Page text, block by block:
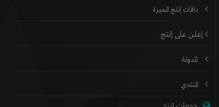
باقات إنتج المميزة
إعلن على إنتج
المدونة
المنتدي